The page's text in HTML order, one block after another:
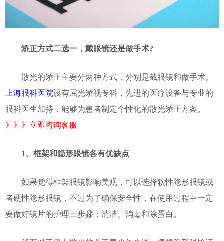
矫正方式二选一，戴眼镜还是做手术?
散光的矫正主要分两种方式，分别是戴眼镜和做手术。
上海眼科医院设有屈光矫视专科，先进的医疗设备与专业的
眼科医生加持，能够为患者制定个性化的散光矫正方案。
》》》立即咨询客服
1、框架和隐形眼镜各有优缺点
如果觉得框架眼镜影响美观，可以选择软性隐形眼镜或
者硬性隐形眼镜，不过为了确保安全性，在使用过程中一定
要做好镜片的护理三步骤：清洁、消毒和除蛋白。